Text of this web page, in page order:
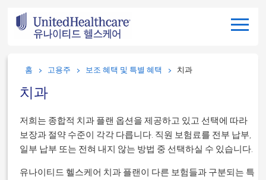
홈 고용주 보조 혜택 및 특별 혜택 치과
치과
저희는 종합적 치과 플랜 옵션을 제공하고 있고 선택에 따라
보장과 절약 수준이 각각 다릅니다. 직원 보험료를 전부 납부,
일부 납부 또는 전혀 내지 않는 방법 중 선택하실 수 있습니다.
유나이티드 헬스케어 치과 플랜이 다른 보험들과 구분되는 특